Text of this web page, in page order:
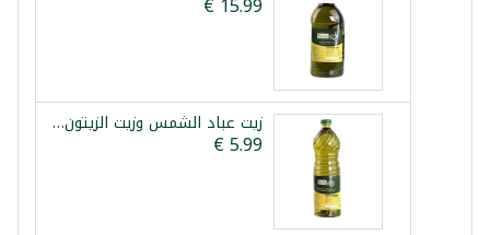
زيت عباد الشمس وزيت الزيتون المضغوط بيك بلند 1لتر